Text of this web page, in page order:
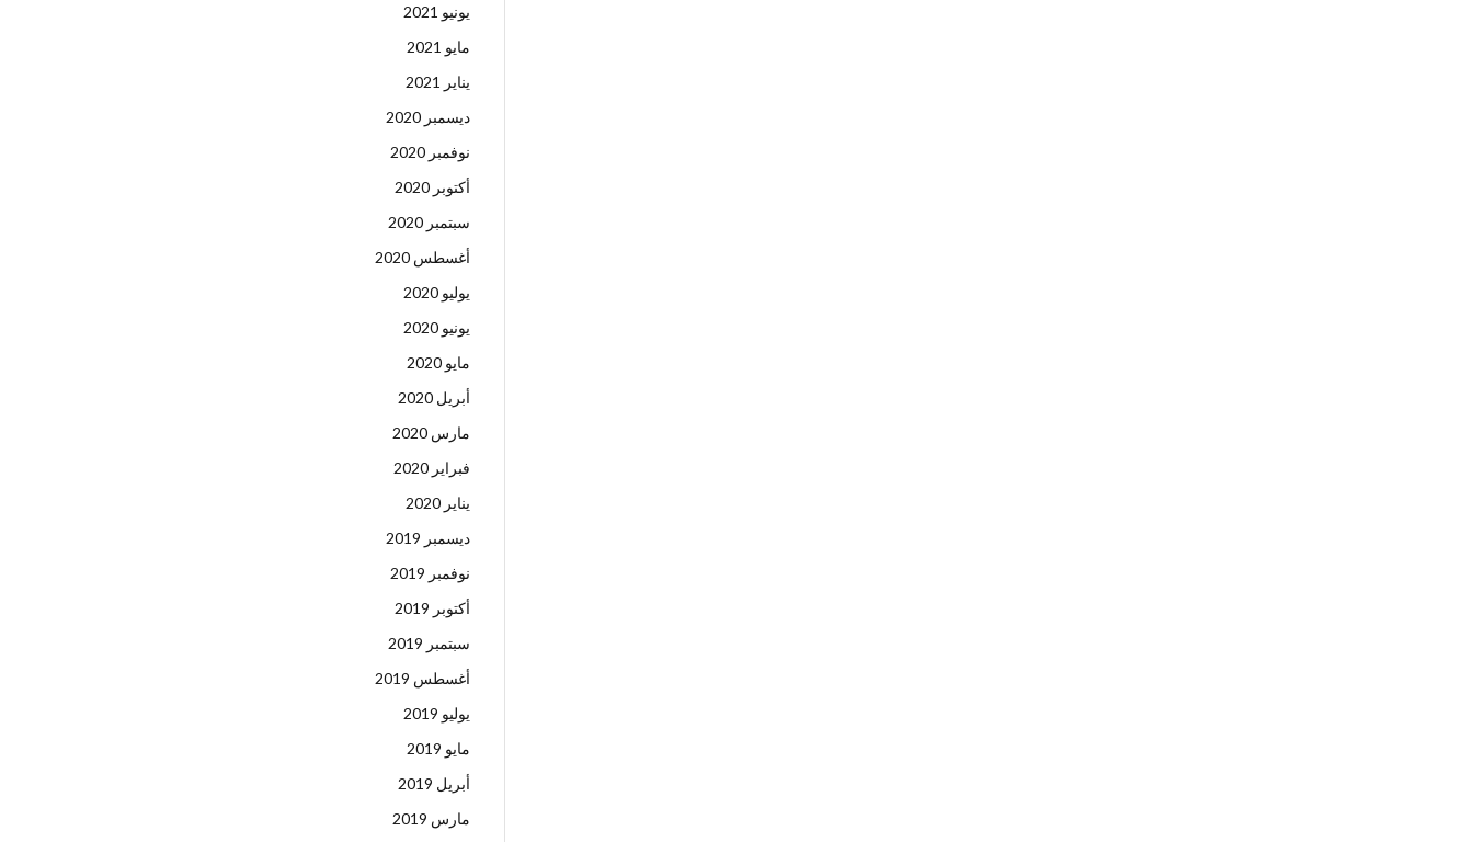
يونيو 2021
مايو 2021
يناير 2021
ديسمبر 2020
نوفمبر 2020
أكتوبر 2020
سبتمبر 2020
أغسطس 2020
يوليو 2020
يونيو 2020
مايو 2020
أبريل 2020
مارس 2020
فبراير 2020
يناير 2020
ديسمبر 2019
نوفمبر 2019
أكتوبر 2019
سبتمبر 2019
أغسطس 2019
يوليو 2019
مايو 2019
أبريل 2019
مارس 2019